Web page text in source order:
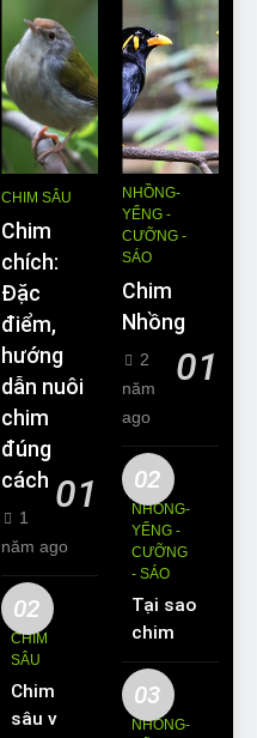
CHIM SÂU
Chim
chích:
Đặc
điểm,
hướng
dẫn nuôi
chim
đúng
cách 01
1
năm ago
02
CHIM
SÂU
Chim
sâu và
NHỒNG-
YỂNG -
CƯỠNG -
SÁO
Chim
Nhồng
01
2
năm
ago
02
NHỒNG-
YỂNG -
CƯỠNG
- SÁO
Tại sao
chim
Sáo lại
được
yêu
03
NHỒNG-